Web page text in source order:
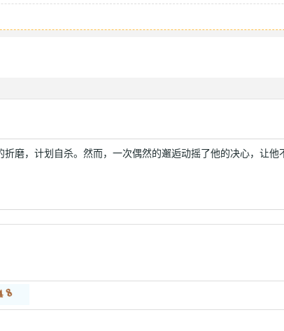
折磨，计划自杀。然而，一次偶然的邂逅动摇了他的决心，让